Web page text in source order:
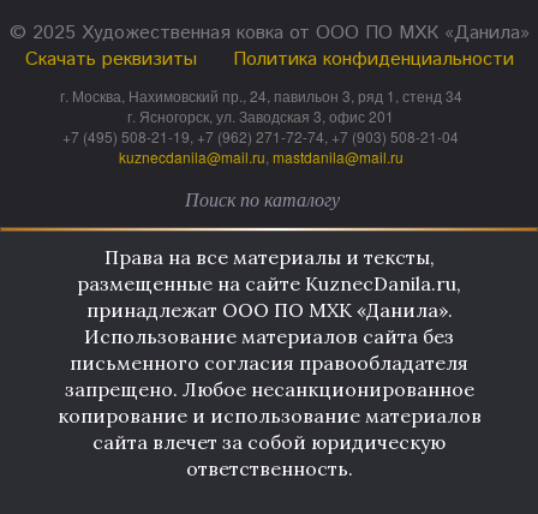
© 2025 Художественная ковка от ООО ПО МХК «Данила»
Скачать реквизиты
Политика конфиденциальности
г. Москва, Нахимовский пр., 24, павильон 3, ряд 1, стенд 34
г. Ясногорск, ул. Заводская 3, офис 201
+7 (495) 508-21-19, +7 (962) 271-72-74, +7 (903) 508-21-04
kuznecdanila@mail.ru mastdanila@mail.ru
Права на все материалы и тексты,
размещенные на сайте KuznecDanila.ru,
принадлежат ООО ПО МХК «Данила».
Использование материалов сайта без
письменного согласия правообладателя
запрещено. Любое несанкционированное
копирование и использование материалов
сайта влечет за собой юридическую
ответственность.